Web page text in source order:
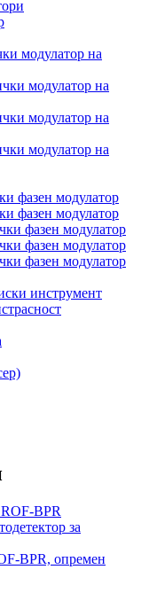
модулатор на
модулатор на
модулатор на
модулатор на
фазен модулатор
фазен модулатор
фазен модулатор
фазен модулатор
фазен модулатор
инструмент
BPR, опремен